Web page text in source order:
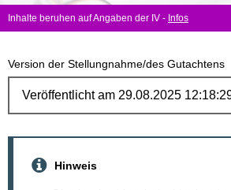
Inhalte beruhen auf Angaben der IV - Infos
Version der Stellungnahme/des Gutachtens
Hinweis